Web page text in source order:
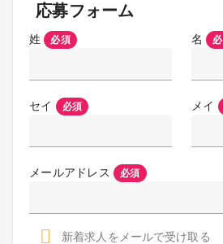
応募フォーム
姓 必須 名
セイ 必須 メイ
メールアドレス 必須
新着求人をメールで受け取る